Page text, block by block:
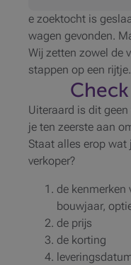
e zoektocht is
wagen gevonden.
Wij zetten zowel de
stappen op een rijtje.
Uiteraard is dit
je ten zeerste aan
Staat alles erop wat
verkoper?
de kenmerken
bouwjaar,
de prijs
de korting